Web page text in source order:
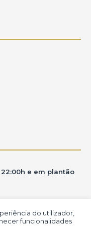
do utilizador,
funcionalidades
22:00h e em plantão